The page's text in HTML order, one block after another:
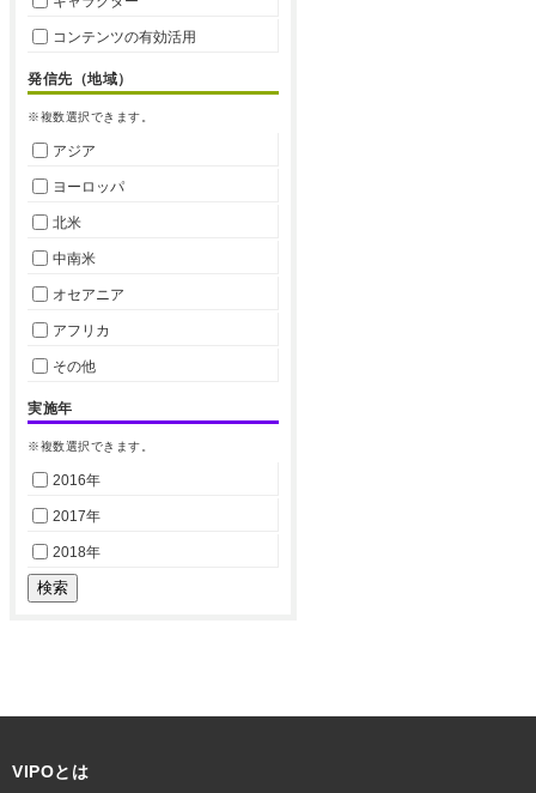
コンテンツの有効活用
発信先（地域）
※複数選択できます。
アジア
ヨーロッパ
北米
中南米
オセアニア
アフリカ
その他
実施年
※複数選択できます。
2016年
2017年
2018年
VIPOとは